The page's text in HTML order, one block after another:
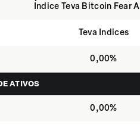
Índice Teva Bitcoin Fear
Teva Indices
0,00%
ATIVOS
0,00%